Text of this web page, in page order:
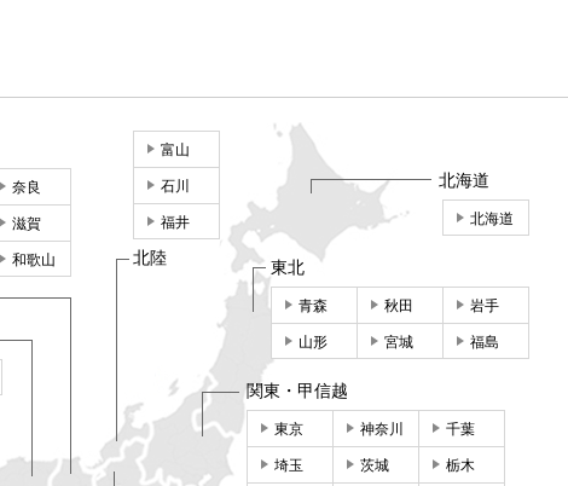
北海道
北海道
東北
青森 秋田 岩手
山形 宮城 福島
関東・甲信越
東京 神奈川 千葉
埼玉 茨城 栃木
富山
石川
福井
北陸
奈良
滋賀
和歌山